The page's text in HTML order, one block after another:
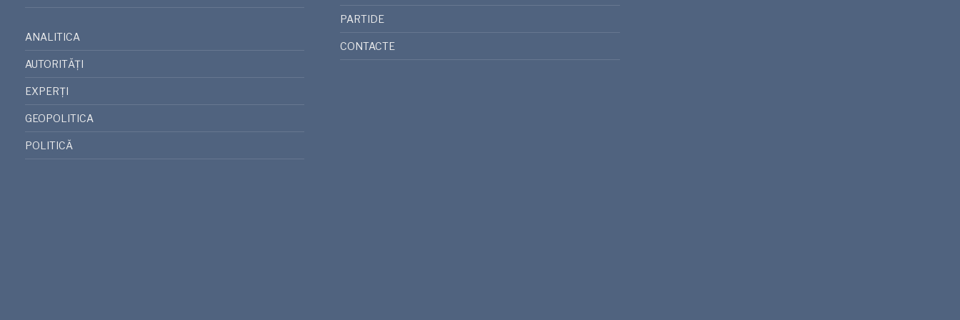
ANALITICA
AUTORITĂȚI
EXPERȚI
GEOPOLITICA
POLITICĂ
PARTIDE
CONTACTE